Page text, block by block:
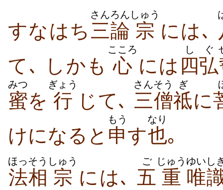
すなはち 三論
さんろん
宗
しゅう
には､
て､ しかも 心
こころ
には 四弘
しぐ
蜜
みつ
を 行
ぎょう
じて､ 三
さん
僧
そう
祗
ぎ
に
けになると 申
もう
す也
なり
｡
法相
ほっそう
宗
しゅう
には､ 五
ご
重
じゅう
唯
ゆいし